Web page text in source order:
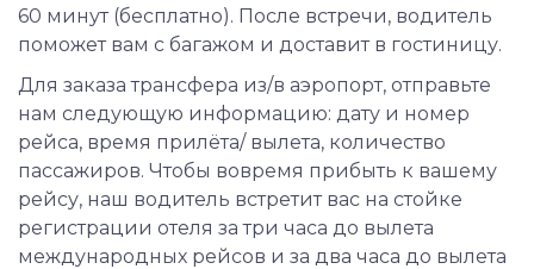
60 минут (бесплатно). После встречи, водитель
поможет вам с багажом и доставит в гостиницу.
Для заказа трансфера из/в аэропорт, отправьте
нам следующую информацию: дату и номер
рейса, время прилёта/ вылета, количество
пассажиров. Чтобы вовремя прибыть к вашему
рейсу, наш водитель встретит вас на стойке
регистрации отеля за три часа до вылета
международных рейсов и за два часа до вылета